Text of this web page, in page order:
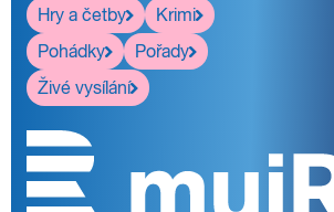
Hry a četby
Krimi
Pohádky
Pořady
Živé vysílání